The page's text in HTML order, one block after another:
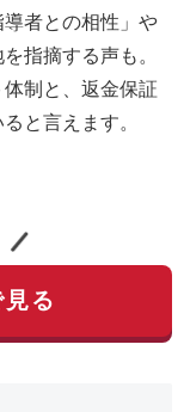
者との相性」や
指摘する声も。
制と、返金保証
と言えます。
る